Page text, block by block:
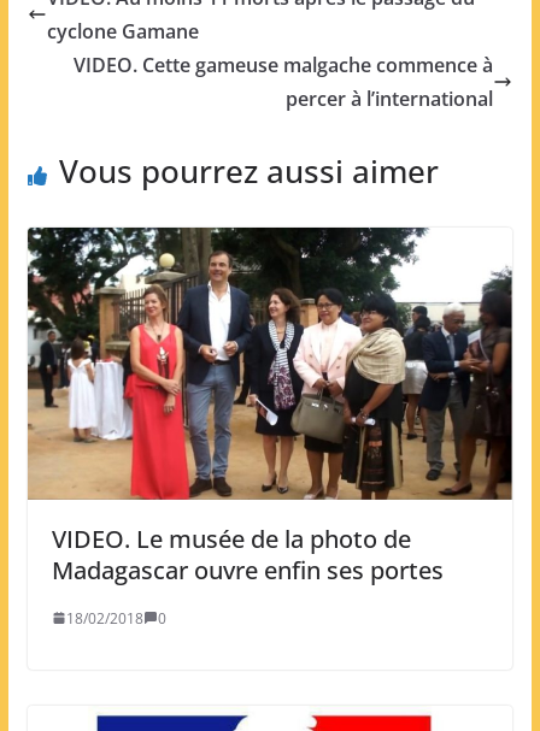
cyclone Gamane
VIDEO. Cette gameuse malgache commence à
percer à l’international
Vous pourrez aussi aimer
VIDEO. Le musée de la photo de
Madagascar ouvre enfin ses portes
18/02/2018 0